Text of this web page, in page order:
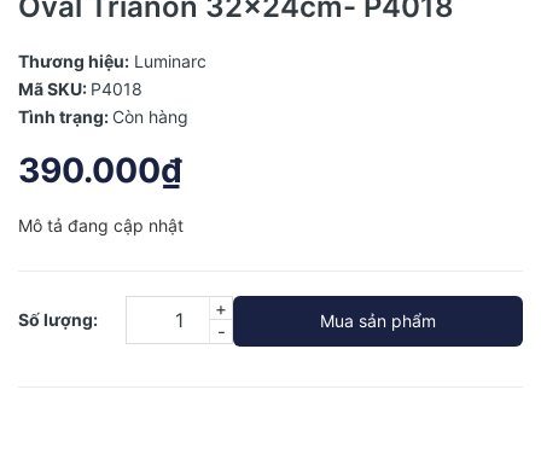
Thương hiệu: Luminarc
Mã SKU: P4018
Tình trạng: Còn hàng
390.000₫
Mô tả đang cập nhật
Số lượng:
-
+
Mua sản phẩm